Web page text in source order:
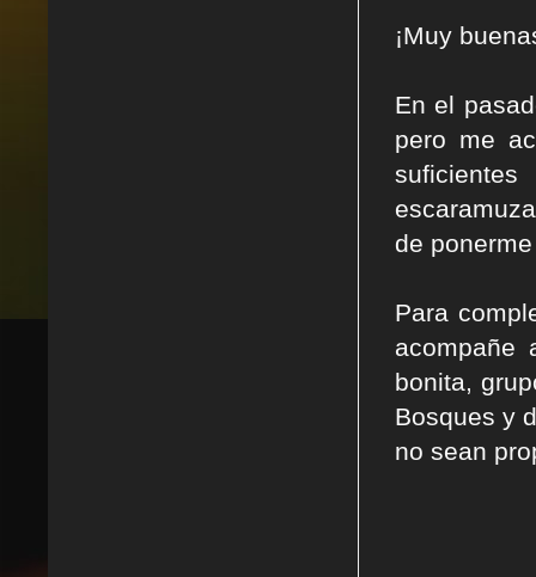
¡Muy
En el
pero me
de
Para
acompañe
bonita,
Bosques y
no sean